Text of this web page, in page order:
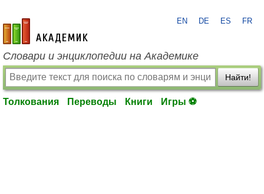
academic.ru
EN DE ES FR
Словари и энциклопедии на Академике
Найти!
Толкования Переводы Книги Игры ⚽